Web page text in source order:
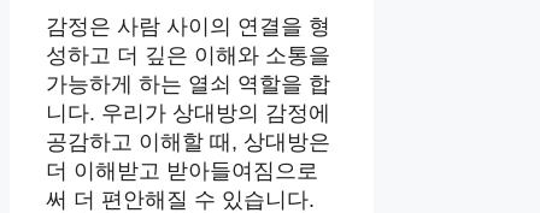
감정은 사람 사이의 연결을 형
성하고 더 깊은 이해와 소통을
가능하게 하는 열쇠 역할을 합
니다. 우리가 상대방의 감정에
공감하고 이해할 때, 상대방은
더 이해받고 받아들여짐으로
써 더 편안해질 수 있습니다.